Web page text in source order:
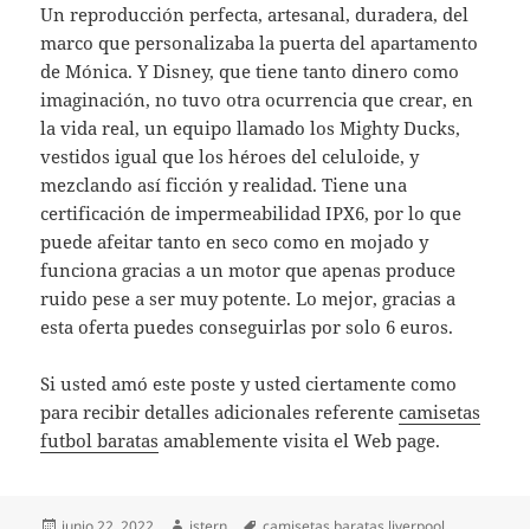
Un reproducción perfecta, artesanal, duradera, del
marco que personalizaba la puerta del apartamento
de Mónica. Y Disney, que tiene tanto dinero como
imaginación, no tuvo otra ocurrencia que crear, en
la vida real, un equipo llamado los Mighty Ducks,
vestidos igual que los héroes del celuloide, y
mezclando así ficción y realidad. Tiene una
certificación de impermeabilidad IPX6, por lo que
puede afeitar tanto en seco como en mojado y
funciona gracias a un motor que apenas produce
ruido pese a ser muy potente. Lo mejor, gracias a
esta oferta puedes conseguirlas por solo 6 euros.
Si usted amó este poste y usted ciertamente como
para recibir detalles adicionales referentecamisetas
futbol baratas amablemente visita el Web page.
Publicado
Autor Etiquetas